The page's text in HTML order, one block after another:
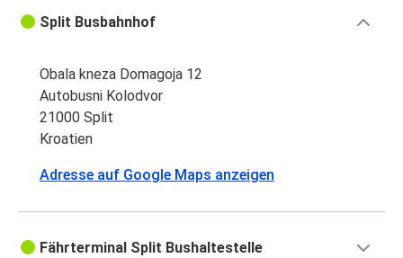
Split Busbahnhof
Obala kneza Domagoja 12
Autobusni Kolodvor
21000 Split
Kroatien
Adresse auf Google Maps anzeigen
Fährterminal Split Bushaltestelle